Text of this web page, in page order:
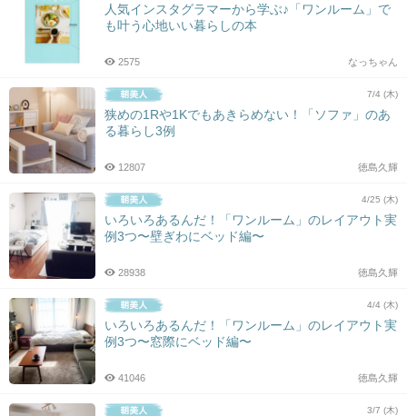
人気インスタグラマーから学ぶ♪「ワンルーム」で
も叶う心地いい暮らしの本
なっちゃん
2575
7/4 (木)
狭めの1Rや1Kでもあきらめない！「ソファ」のあ
る暮らし3例
徳島久輝
12807
4/25 (木)
いろいろあるんだ！「ワンルーム」のレイアウト実
例3つ〜壁ぎわにベッド編〜
徳島久輝
28938
4/4 (木)
いろいろあるんだ！「ワンルーム」のレイアウト実
例3つ〜窓際にベッド編〜
徳島久輝
41046
3/7 (木)